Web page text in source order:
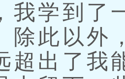
我学到了
除此以外
超出了我